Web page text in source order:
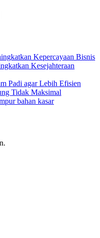
Kepercayaan Bisnis
Kesejahteraan
Padi agar Lebih Efisien
Tidak Maksimal
bahan kasar